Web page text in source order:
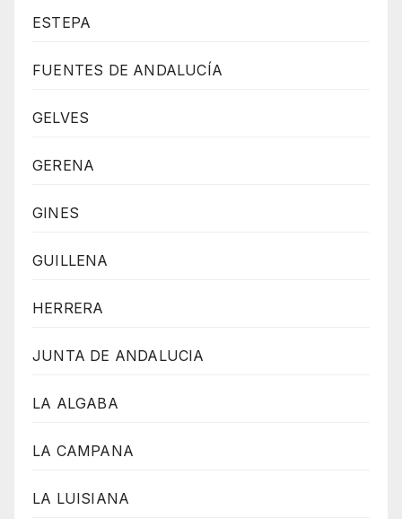
ESTEPA
FUENTES DE ANDALUCÍA
GELVES
GERENA
GINES
GUILLENA
HERRERA
JUNTA DE ANDALUCIA
LA ALGABA
LA CAMPANA
LA LUISIANA